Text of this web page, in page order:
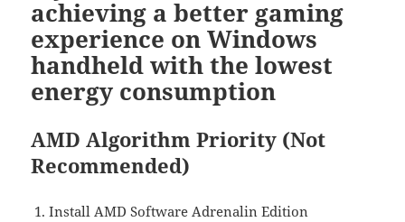
achieving a better gaming
experience on Windows
handheld with the lowest
energy consumption
AMD Algorithm Priority (Not
Recommended)
Install AMD Software Adrenalin Edition